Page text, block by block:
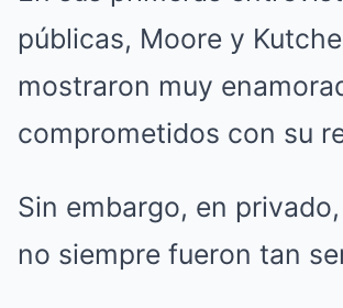
públicas, Moore y
mostraron muy
comprometidos con su
Sin embargo, en
no siempre fueron tan